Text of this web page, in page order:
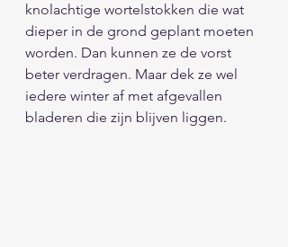
knolachtige wortelstokken die wat
dieper in de grond geplant moeten
worden. Dan kunnen ze de vorst
beter verdragen. Maar dek ze wel
iedere winter af met afgevallen
bladeren die zijn blijven liggen.